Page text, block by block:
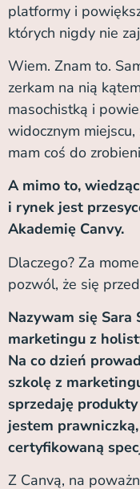
platformy i
których nigdy nie
Wiem. Znam to.
zerkam na nią
masochistką i
widocznym miejscu,
mam coś do
A mimo to,
i rynek jest
Akademię Canvy.
Dlaczego? Za
pozwól, że się
Nazywam się
marketingu z
Na co dzień
szkolę z
sprzedaję
jestem
certyfikowaną
Z Canvą, na